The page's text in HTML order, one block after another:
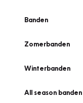
Banden
Zomerbanden
Winterbanden
All season banden